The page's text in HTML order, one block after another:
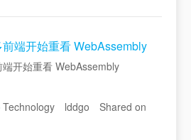
端开始重看 WebAssembly
开始重看 WebAssembly
Technology lddgo
Shared on